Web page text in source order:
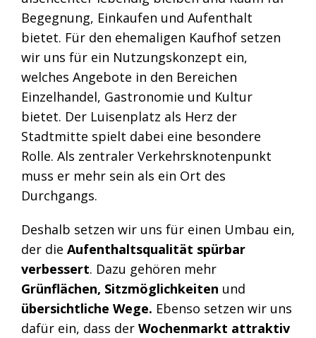
Begegnung, Einkaufen und Aufenthalt
bietet. Für den ehemaligen Kaufhof setzen
wir uns für ein Nutzungskonzept ein,
welches Angebote in den Bereichen
Einzelhandel, Gastronomie und Kultur
bietet. Der Luisenplatz als Herz der
Stadtmitte spielt dabei eine besondere
Rolle. Als zentraler Verkehrsknotenpunkt
muss er mehr sein als ein Ort des
Durchgangs.
Deshalb setzen wir uns für einen Umbau ein,
der die Aufenthaltsqualität spürbar
verbessert. Dazu gehören mehr
Grünflächen, Sitzmöglichkeiten und
übersichtliche Wege. Ebenso setzen wir uns
dafür ein, dass der Wochenmarkt attraktiv